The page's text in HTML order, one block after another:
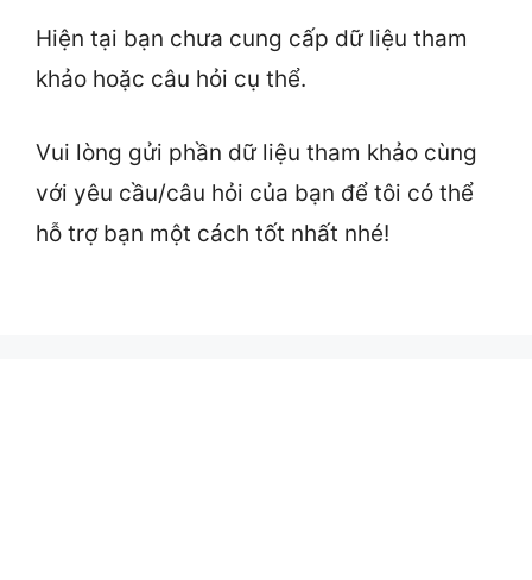
Hiện tại bạn chưa cung cấp dữ liệu tham
khảo hoặc câu hỏi cụ thể.
Vui lòng gửi phần dữ liệu tham khảo cùng
với yêu cầu/câu hỏi của bạn để tôi có thể
hỗ trợ bạn một cách tốt nhất nhé!